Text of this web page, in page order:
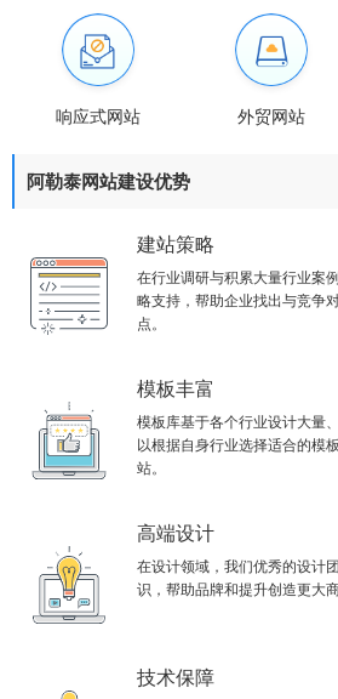
响应式网站 外贸网站
阿勒泰网站建设优势
建站策略
在行业调研与积累大量行业案
略支持，帮助企业找出与竞争
点。
模板丰富
模板库基于各个行业设计大量
以根据自身行业选择适合的模
站。
高端设计
在设计领域，我们优秀的设计
识，帮助品牌和提升创造更大商
技术保障